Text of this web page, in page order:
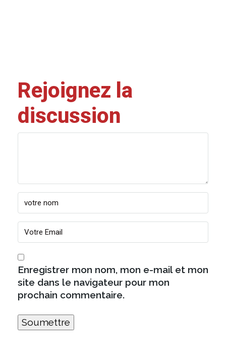
Rejoignez la
discussion
Enregistrer mon nom, mon e-mail et mon
site dans le navigateur pour mon
prochain commentaire.